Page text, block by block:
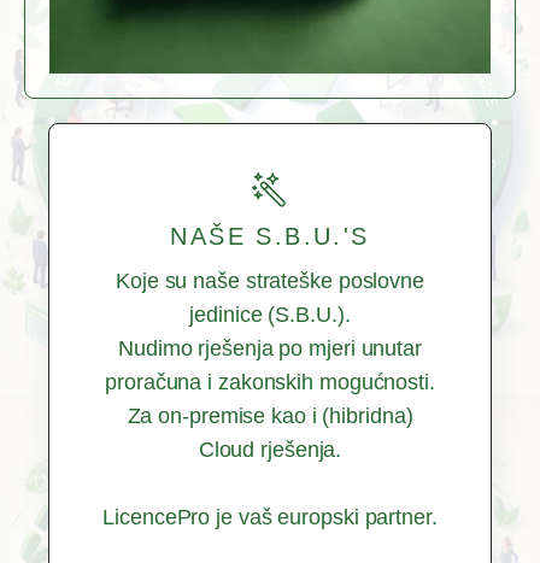
NAŠE S.B.U.'S
Koje su naše strateške poslovne
jedinice (S.B.U.).
Nudimo rješenja po mjeri unutar
proračuna i zakonskih mogućnosti.
Za on-premise kao i (hibridna)
Cloud rješenja.
LicencePro je vaš europski partner.